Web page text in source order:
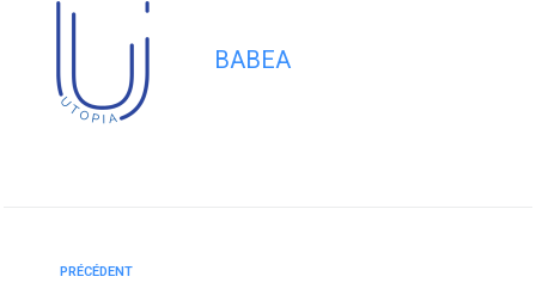
BABEA
PRÉCÉDENT